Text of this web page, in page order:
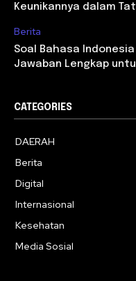
Keunikannya dalam
Berita
Soal Bahasa
Jawaban Lengkap
CATEGORIES
DAERAH
Berita
Digital
Internasional
Kesehatan
Media Sosial